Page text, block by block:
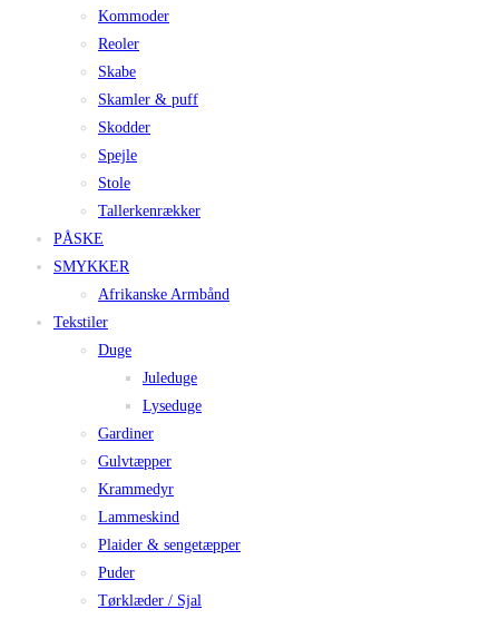
Kommoder
Reoler
Skabe
Skamler & puff
Skodder
Spejle
Stole
Tallerkenrækker
PÅSKE
SMYKKER
Afrikanske Armbånd
Tekstiler
Duge
Juleduge
Lyseduge
Gardiner
Gulvtæpper
Krammedyr
Lammeskind
Plaider & sengetæpper
Puder
Tørklæder / Sjal